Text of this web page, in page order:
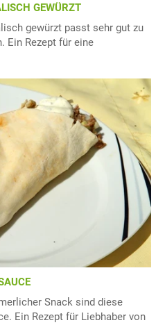
GEWÜRZT
gewürzt passt sehr gut zu
Ein Rezept für eine
Snack sind diese
Ein Rezept für Liebhaber von